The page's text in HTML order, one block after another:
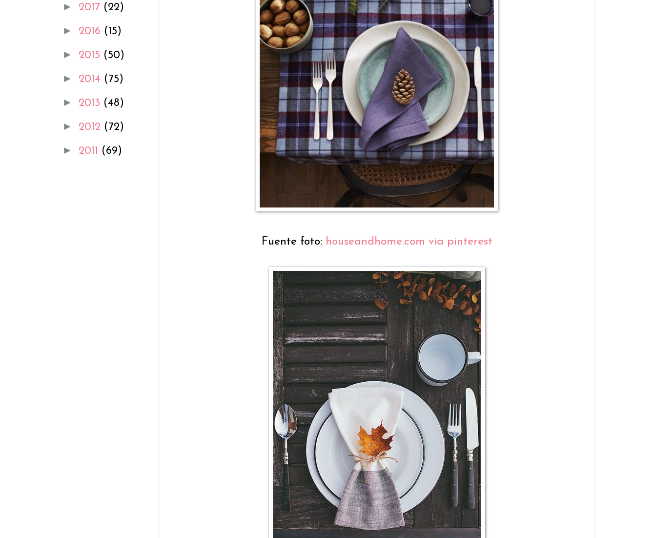
Fuente foto: houseandhome.com vía pinterest
► 2017 (22)
► 2016 (15)
► 2015 (50)
► 2014 (75)
► 2013 (48)
► 2012 (72)
► 2011 (69)